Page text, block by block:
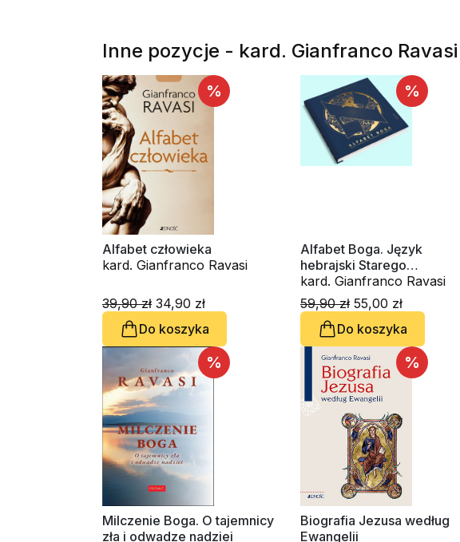
Inne pozycje - kard. Gianfranco Ravasi
%
Alfabet człowieka
kard. Gianfranco Ravasi
39,90 zł 34,90 zł
Do koszyka
%
Alfabet Boga. Język
hebrajski Starego
Testamentu
kard. Gianfranco Ravasi
59,90 zł 55,00 zł
Do koszyka
%
Milczenie Boga. O tajemnicy
zła i odwadze nadziei
%
Biografia Jezusa według
Ewangelii